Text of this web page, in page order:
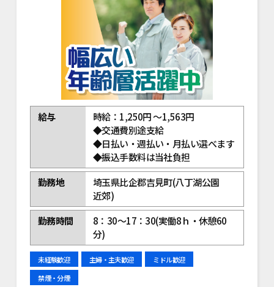
給与
時給：1,250円 ～1,563円
◆交通費別途支給
◆日払い・週払い・月払い選べます
◆振込手数料は当社負担
勤務地
埼玉県比企郡吉見町(八丁湖公園
近郊)
勤務時間
8：30～17：30(実働8ｈ・休憩60
分)
未経験歓迎 主婦・主夫歓迎
ミドル歓迎
禁煙・分煙